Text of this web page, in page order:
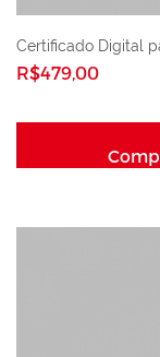
Certificado Digital
R$479,00